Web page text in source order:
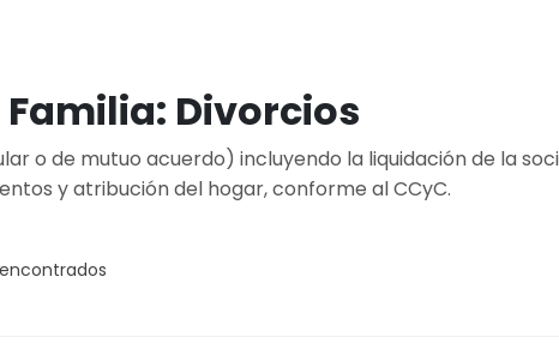
Familia: Divorcios
o de mutuo acuerdo) incluyendo la liquidación de la
y atribución del hogar, conforme al CCyC.